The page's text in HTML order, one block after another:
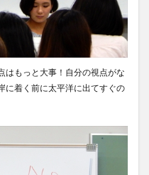
はもっと大事！自分の視点がな
に着く前に太平洋に出てすぐの